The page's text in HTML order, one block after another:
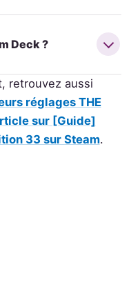
Deck ?
retrouvez aussi
réglages THE
sur [Guide]
33 sur Steam.